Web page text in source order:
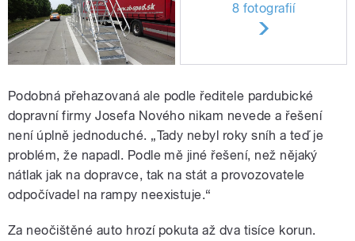
8 fotografií
Podobná přehazovaná ale podle ředitele pardubické
dopravní firmy Josefa Nového nikam nevede a řešení
není úplně jednoduché. „Tady nebyl roky sníh a teď je
problém, že napadl. Podle mě jiné řešení, než nějaký
nátlak jak na dopravce, tak na stát a provozovatele
odpočívadel na rampy neexistuje.“
Za neočištěné auto hrozí pokuta až dva tisíce korun.